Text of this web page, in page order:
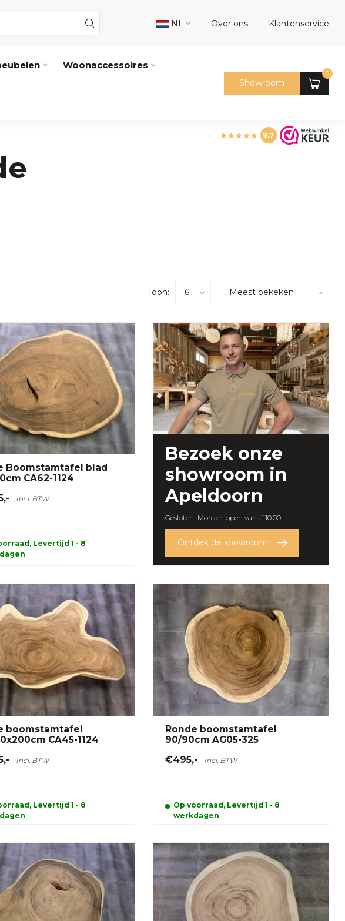
NL Over ons Klantenservice
Woonaccessoires
Showroom
0
9.7
Toon:
Boomstamtafel blad
CA62-1124
Incl. BTW
Levertijd 1 - 8
Bezoek onze
showroom in
Apeldoorn
Gesloten! Morgen open vanaf 10:00!
Ontdek de showroom
boomstamtafel
CA45-1124
Incl. BTW
Levertijd 1 - 8
Ronde boomstamtafel
90/90cm AG05-325
€495,- Incl. BTW
Op voorraad, Levertijd 1 - 8
werkdagen